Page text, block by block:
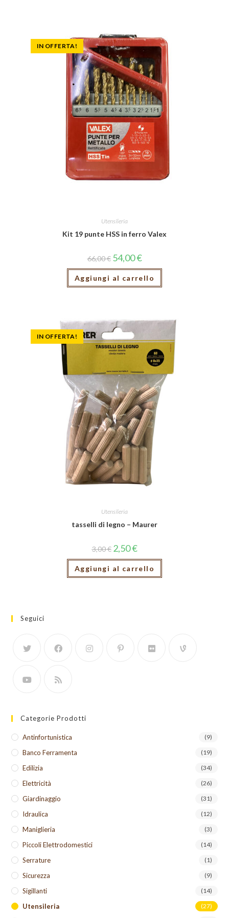
IN OFFERTA!
Utensileria
Kit 19 punte HSS in ferro Valex
66,00€ 54,00€
Aggiungi al carrello
IN OFFERTA!
Utensileria
tasselli di legno – Maurer
3,00€ 2,50€
Aggiungi al carrello
Seguici
Categorie Prodotti
Antinfortunistica (9)
Banco Ferramenta (19)
Edilizia (34)
Elettricità (26)
Giardinaggio (31)
Idraulica (12)
Maniglieria (3)
Piccoli Elettrodomestici (14)
Serrature (1)
Sicurezza (9)
Sigillanti (14)
Utensileria (27)